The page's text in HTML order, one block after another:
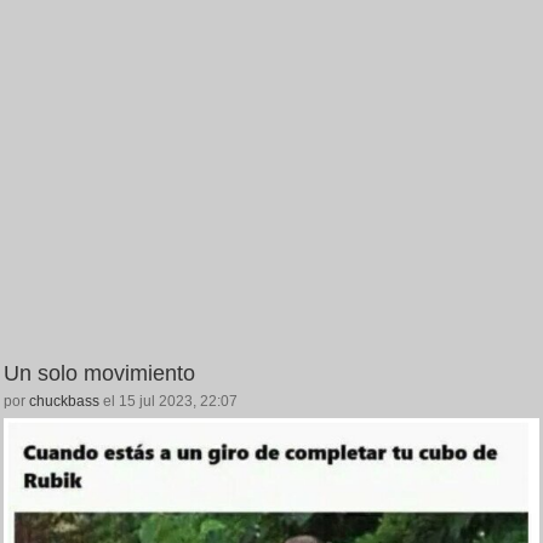
Un solo movimiento
por chuckbass el 15 jul 2023, 22:07